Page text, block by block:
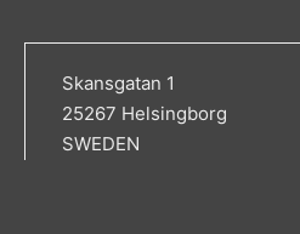
Skansgatan 1
25267 Helsingborg
SWEDEN